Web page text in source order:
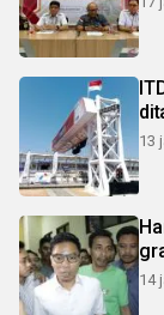
13
14